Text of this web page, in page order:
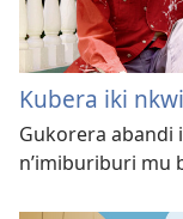
Kubera iki
Gukorera abandi
n’imiburiburi mu